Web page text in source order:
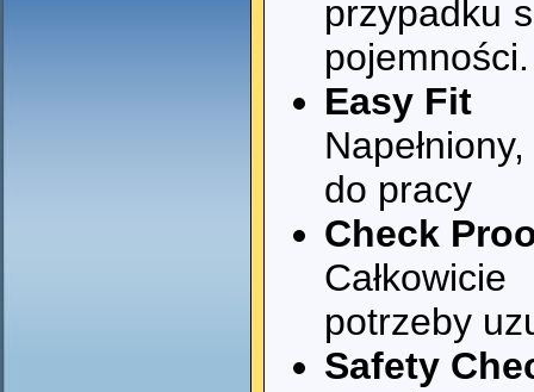
przypadku
pojemności.
Easy Fit
do pracy
Check
potrzeby
Safety